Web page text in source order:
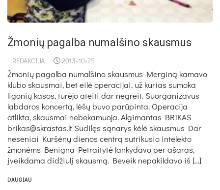
Žmo­nių pagalba numalšino skausmus
REDAKCIJA 2013-10-25
Žmonių pagalba numalšino skausmus Merginą kamavo
klubo skausmai, bet eilė operacijai, už kurias sumoka
ligonių kasos, turėjo ateiti dar negreit. Suorganizavus
labdaros koncertą, lėšų buvo parūpinta. Operacija
atlikta, skausmai nebekamuoja. Algimantas BRIKAS
brikas@skrastas.lt Sudilęs sąnarys kėlė skausmus Dar
neseniai Kuršėnų dienos centrą sutrikusio intelekto
žmonėms Benigna Petraitytė lankydavo per ašaras,
įveikdama didžiulį skausmą. Beveik nepakildavo iš […]
DAUGIAU